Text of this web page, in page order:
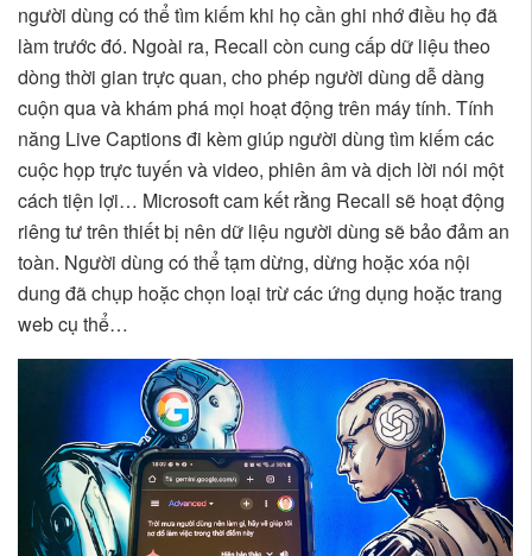
người dùng có thể tìm kiếm khi họ cần ghi nhớ điều họ đã
làm trước đó. Ngoài ra, Recall còn cung cấp dữ liệu theo
dòng thời gian trực quan, cho phép người dùng dễ dàng
cuộn qua và khám phá mọi hoạt động trên máy tính. Tính
năng Live Captions đi kèm giúp người dùng tìm kiếm các
cuộc họp trực tuyến và video, phiên âm và dịch lời nói một
cách tiện lợi… Microsoft cam kết rằng Recall sẽ hoạt động
riêng tư trên thiết bị nên dữ liệu người dùng sẽ bảo đảm an
toàn. Người dùng có thể tạm dừng, dừng hoặc xóa nội
dung đã chụp hoặc chọn loại trừ các ứng dụng hoặc trang
web cụ thể…